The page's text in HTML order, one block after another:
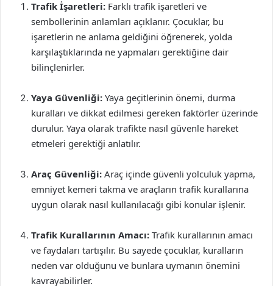
Trafik İşaretleri: Farklı trafik işaretleri ve
sembollerinin anlamları açıklanır. Çocuklar, bu
işaretlerin ne anlama geldiğini öğrenerek, yolda
karşılaştıklarında ne yapmaları gerektiğine dair
bilinçlenirler.
Yaya Güvenliği: Yaya geçitlerinin önemi, durma
kuralları ve dikkat edilmesi gereken faktörler üzerinde
durulur. Yaya olarak trafikte nasıl güvenle hareket
etmeleri gerektiği anlatılır.
Araç Güvenliği: Araç içinde güvenli yolculuk yapma,
emniyet kemeri takma ve araçların trafik kurallarına
uygun olarak nasıl kullanılacağı gibi konular işlenir.
Trafik Kurallarının Amacı: Trafik kurallarının amacı
ve faydaları tartışılır. Bu sayede çocuklar, kuralların
neden var olduğunu ve bunlara uymanın önemini
kavrayabilirler.